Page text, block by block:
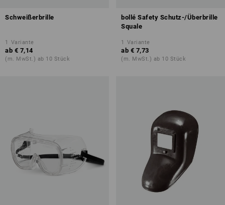
Schweißerbrille
1 Variante
ab € 7,14
(m. MwSt.) ab 10 Stück
bollé Safety Schutz-/Überbrille
Squale
1 Variante
ab € 7,73
(m. MwSt.) ab 10 Stück